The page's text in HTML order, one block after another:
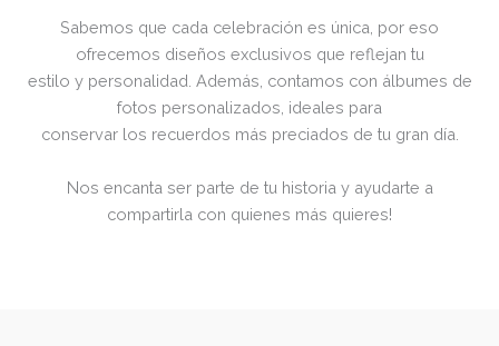
Sabemos que cada celebración es única, por eso
ofrecemos diseños exclusivos que reflejan tu
estilo y personalidad. Además, contamos con álbumes de
fotos personalizados, ideales para
conservar los recuerdos más preciados de tu gran día.
Nos encanta ser parte de tu historia y ayudarte a
compartirla con quienes más quieres!